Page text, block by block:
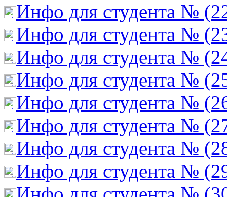
Инфо для студента №
Инфо для студента №
Инфо для студента №
Инфо для студента №
Инфо для студента №
Инфо для студента №
Инфо для студента №
Инфо для студента №